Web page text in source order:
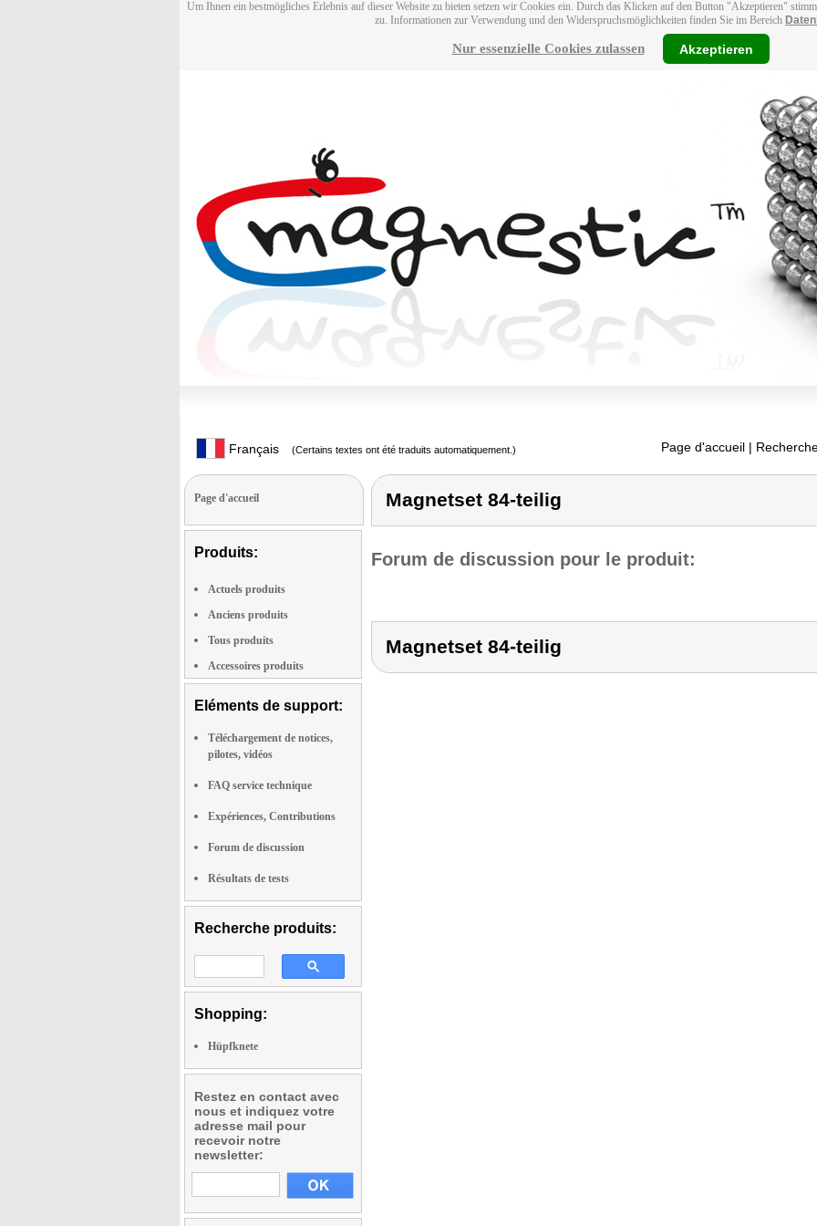
Um Ihnen ein bestmögliches Erlebnis auf dieser Website zu bieten setzen wir Cookies ein. Durch das Klicken auf den Button "Akzeptieren"
zu. Informationen zur Verwendung und den Widerspruchsmöglichkeiten finden Sie im Bereich
Nur essenzielle Cookies zulassen Akzeptieren
Français (Certains textes ont été traduits automatiquement.) Page d'accueil |
Page d'accueil
Produits:
Actuels produits
Anciens produits
Tous produits
Accessoires produits
Eléments de support:
Téléchargement de notices,
pilotes, vidéos
FAQ service technique
Expériences, Contributions
Forum de discussion
Résultats de tests
Recherche produits:
Shopping:
Hüpfknete
Restez en contact avec
nous et indiquez votre
adresse mail pour
recevoir notre
newsletter:
Magnetset 84-teilig
Forum de discussion pour le produit:
Magnetset 84-teilig